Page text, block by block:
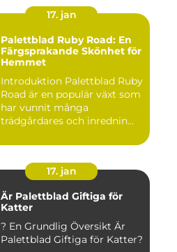
17. jan
Palettblad Ruby Road: En
Färgsprakande Skönhet för
Hemmet
Introduktion Palettblad Ruby
Road är en populär växt som
har vunnit många
trädgårdares och inrednin...
17. jan
Är Palettblad Giftiga för
Katter
? En Grundlig Översikt Är
Palettblad Giftiga för Katter?